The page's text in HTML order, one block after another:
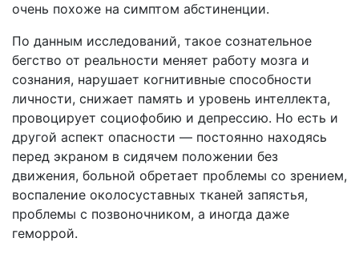
очень похоже на симптом абстиненции.
По данным исследований, такое сознательное
бегство от реальности меняет работу мозга и
сознания, нарушает когнитивные способности
личности, снижает память и уровень интеллекта,
провоцирует социофобию и депрессию. Но есть и
другой аспект опасности — постоянно находясь
перед экраном в сидячем положении без
движения, больной обретает проблемы со зрением,
воспаление околосуставных тканей запястья,
проблемы с позвоночником, а иногда даже
геморрой.